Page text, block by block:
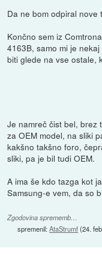
Da ne bom odpiral nove
Končno sem iz
4163B, samo mi je
biti glede na vse ostale,
Je namreč čist bel, brez
za OEM model, na sliki
kakšno takšno foro,
sliki, pa je bil tudi OEM.
A ima še kdo tazga kot
Samsung-e vem, da so
Zgodovina sprememb…
spremenil:AtaStrumf(24.